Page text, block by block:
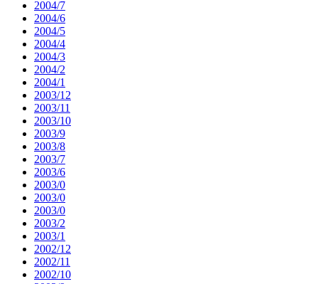
2004/7
2004/6
2004/5
2004/4
2004/3
2004/2
2004/1
2003/12
2003/11
2003/10
2003/9
2003/8
2003/7
2003/6
2003/0
2003/0
2003/0
2003/2
2003/1
2002/12
2002/11
2002/10